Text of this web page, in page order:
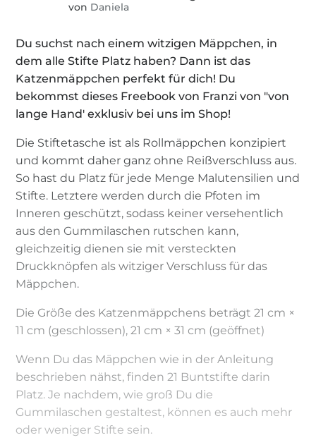
von Daniela
Du suchst nach einem witzigen Mäppchen, in
dem alle Stifte Platz haben? Dann ist das
Katzenmäppchen perfekt für dich! Du
bekommst dieses Freebook von Franzi von "von
lange Hand' exklusiv bei uns im Shop!
Die Stiftetasche ist als Rollmäppchen konzipiert
und kommt daher ganz ohne Reißverschluss aus.
So hast du Platz für jede Menge Malutensilien und
Stifte. Letztere werden durch die Pfoten im
Inneren geschützt, sodass keiner versehentlich
aus den Gummilaschen rutschen kann,
gleichzeitig dienen sie mit versteckten
Druckknöpfen als witziger Verschluss für das
Mäppchen.
Die Größe des Katzenmäppchens beträgt 21 cm ×
11 cm (geschlossen), 21 cm × 31 cm (geöffnet)
Wenn Du das Mäppchen wie in der Anleitung
beschrieben nähst, finden 21 Buntstifte darin
Platz. Je nachdem, wie groß Du die
Gummilaschen gestaltest, können es auch mehr
oder weniger Stifte sein.